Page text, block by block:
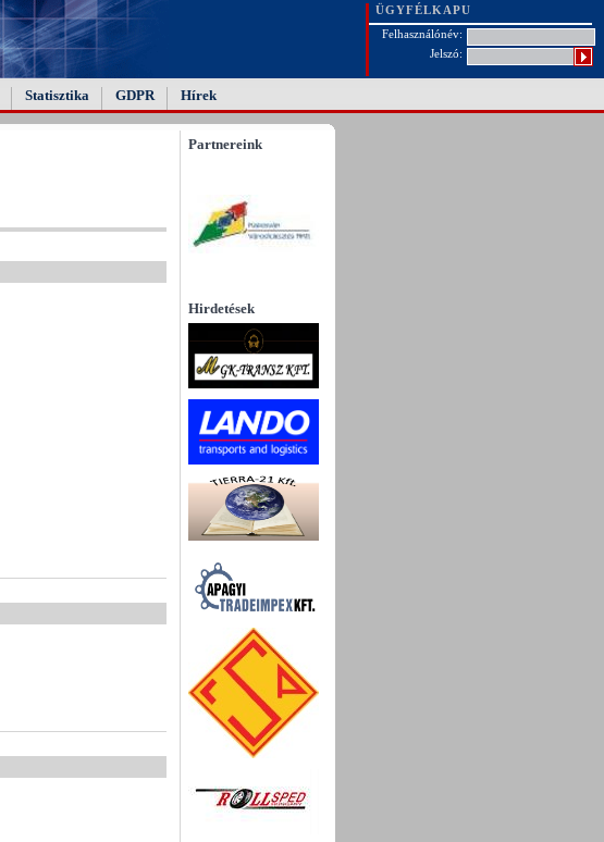
ÜGYFÉLKAPU
Felhasználónév:
Jelszó:
Statisztika GDPR Hírek
Partnereink
Hirdetések